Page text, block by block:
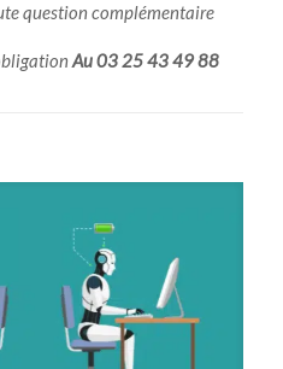
question complémentaire
Au 03 25 43 49 88